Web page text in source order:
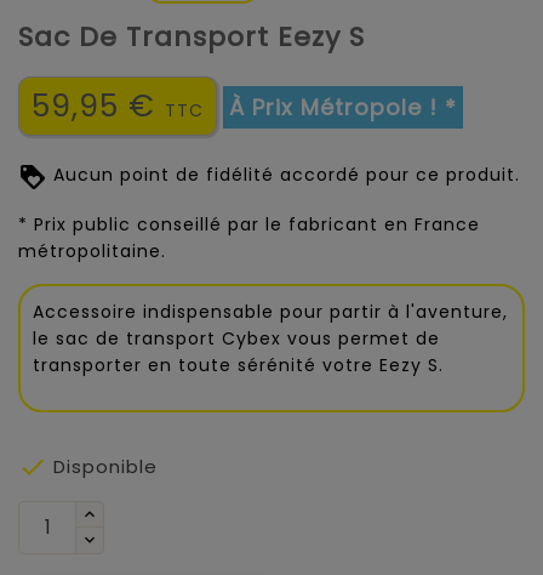
Sac De Transport Eezy S
59,95 € TTC À Prix Métropole ! *
Aucun point de fidélité accordé pour ce produit.
* Prix public conseillé par le fabricant en France
métropolitaine.
Accessoire indispensable pour partir à l'aventure,
le sac de transport Cybex vous permet de
transporter en toute sérénité votre Eezy S.
 Disponible